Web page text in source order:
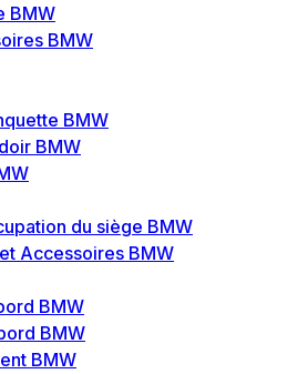
BMW
BMW
BMW
BMW
du siège BMW
Accessoires BMW
BMW
BMW
BMW